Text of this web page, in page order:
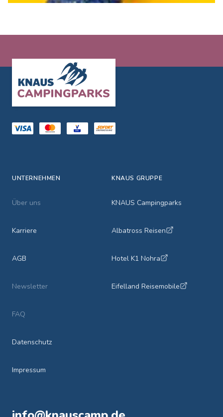
UNTERNEHMEN
Über uns
Karriere
AGB
Newsletter
FAQ
Datenschutz
Impressum
KNAUS GRUPPE
KNAUS Campingparks
Albatross Reisen
Hotel K1 Nohra
Eifelland Reisemobile